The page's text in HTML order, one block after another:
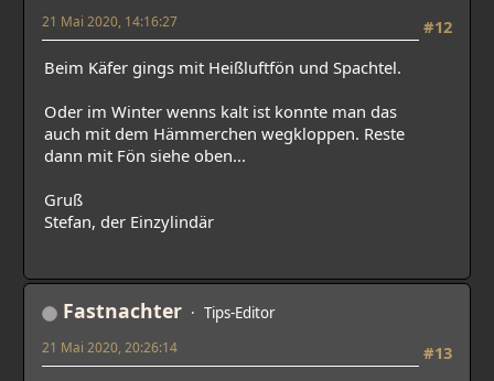
#12
21 Mai 2020, 14:16:27
Beim Käfer gings mit Heißluftfön und Spachtel.
Oder im Winter wenns kalt ist konnte man das
auch mit dem Hämmerchen wegkloppen. Reste
dann mit Fön siehe oben...
Gruß
Stefan, der Einzylindär
Fastnachter Tips-Editor
#13
21 Mai 2020, 20:26:14